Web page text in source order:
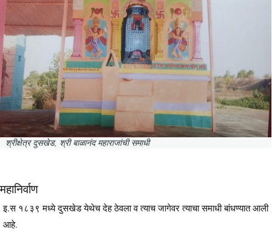
श्रीक्षेत्र दुसखेड, श्री बाळानंद महाराजांची समाधी
महानिर्वाण
इ.स १८३९ मध्ये दुसखेड येथेच देह ठेवला व त्याच जागेवर त्याचा समाधी बांधण्यात आली
आहे.